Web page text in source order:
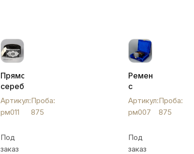
Прямоугольна
серебряная
пряжка
кожаным
рм011
Артикул:
рм011
Проба:
875
Под
заказ
Ремень
с
серебряной
кубачинской
бляхой,
Артикул:
рм007
Проба:
875
Под
заказ